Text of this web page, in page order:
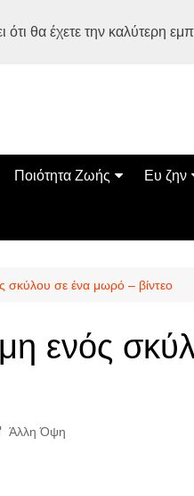
θα έχετε την καλύτερη
Ποιότητα Ζωής
Ασκηση
Ευ ζην
Σχέσεις
σκύλου σε ένα μωρό – βίντεο
ενός
Άλλη Όψη